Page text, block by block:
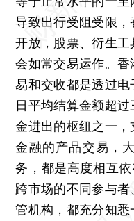
导致出行受阻受限
开放，股票、衍生
会如常交易运作。
易和交收都是透过
日平均结算金额超
金进出的枢纽之一
金融的产品交易，
务，都是高度相互
跨市场的不同参与
管机构，都充分知